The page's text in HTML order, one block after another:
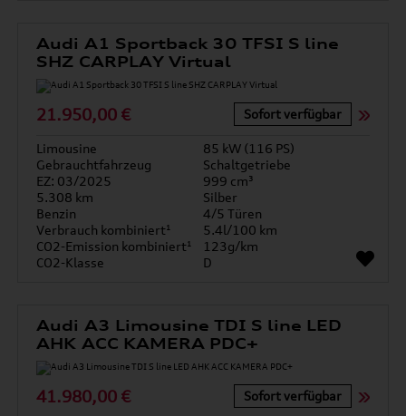
Audi A1 Sportback 30 TFSI S line
SHZ CARPLAY Virtual
21.950,00 € Sofort verfügbar
Limousine
85 kW (116 PS)
Gebrauchtfahrzeug
Schaltgetriebe
EZ: 03/2025
999 cm³
5.308 km
Silber
Benzin
4/5 Türen
Verbrauch kombiniert¹
5.4l/100 km
CO2-Emission kombiniert¹
123g/km
CO2-Klasse
D
Audi A3 Limousine TDI S line LED
AHK ACC KAMERA PDC+
41.980,00 € Sofort verfügbar